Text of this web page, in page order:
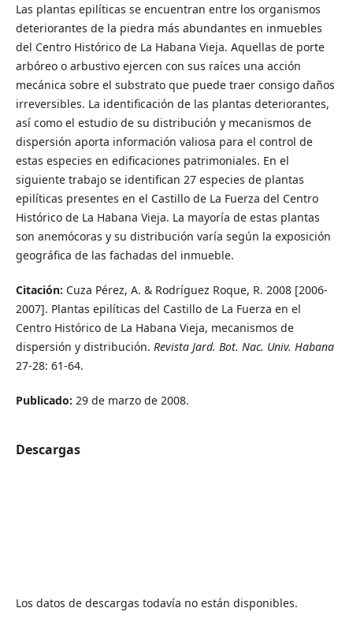
Las plantas epilíticas se encuentran entre los organismos
deteriorantes de la piedra más abundantes en inmuebles
del Centro Histórico de La Habana Vieja. Aquellas de porte
arbóreo o arbustivo ejercen con sus raíces una acción
mecánica sobre el substrato que puede traer consigo daños
irreversibles. La identificación de las plantas deteriorantes,
así como el estudio de su distribución y mecanismos de
dispersión aporta información valiosa para el control de
estas especies en edificaciones patrimoniales. En el
siguiente trabajo se identifican 27 especies de plantas
epilíticas presentes en el Castillo de La Fuerza del Centro
Histórico de La Habana Vieja. La mayoría de estas plantas
son anemócoras y su distribución varía según la exposición
geográfica de las fachadas del inmueble.
Citación: Cuza Pérez, A. & Rodríguez Roque, R. 2008 [2006-
2007]. Plantas epilíticas del Castillo de La Fuerza en el
Centro Histórico de La Habana Vieja, mecanismos de
dispersión y distribución. Revista Jard. Bot. Nac. Univ. Habana
27-28: 61-64.
Publicado: 29 de marzo de 2008.
Descargas
Los datos de descargas todavía no están disponibles.